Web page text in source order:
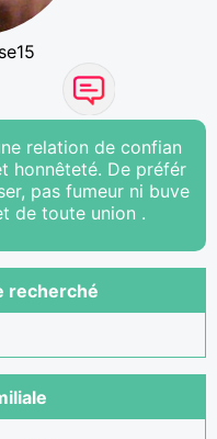
relation de confian
honnêteté. De préfér
pas fumeur ni buve
de toute union .
recherché